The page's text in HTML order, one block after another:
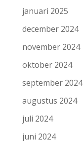
januari 2025
december 2024
november 2024
oktober 2024
september 2024
augustus 2024
juli 2024
juni 2024